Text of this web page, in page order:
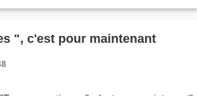
", c'est pour maintenant